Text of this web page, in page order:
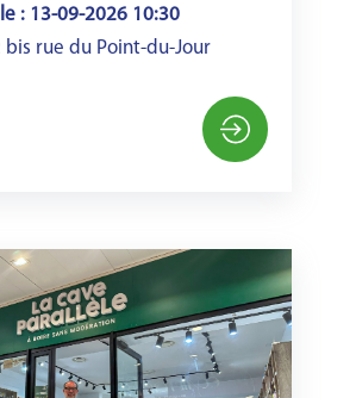
le : 13-09-2026 10:30
bis rue du Point-du-Jour